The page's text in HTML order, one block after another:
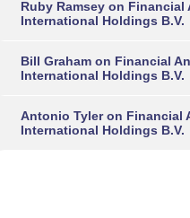
Ruby Ramsey on Financial
International Holdings B.V.
Bill Graham on Financial
International Holdings B.V.
Antonio Tyleron Financial
International Holdings B.V.